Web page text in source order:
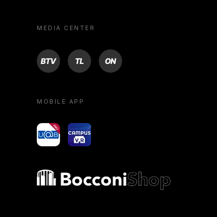
MEDIA CENTER
BTV TL ON
MOBILE APP
yoU@B Campus VR
Bocconi shop